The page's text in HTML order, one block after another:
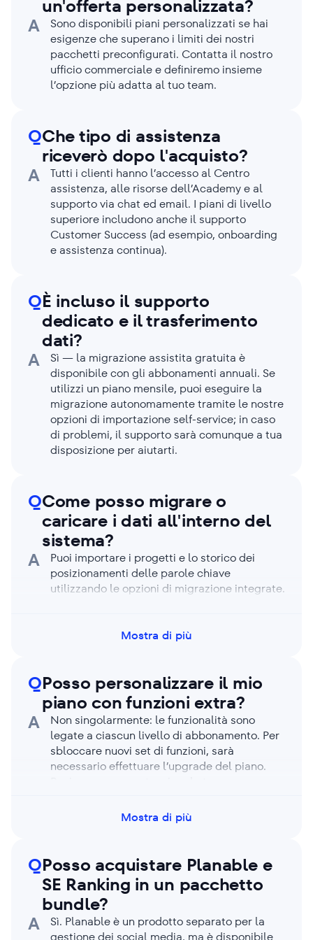
un'offerta personalizzata?
A
Sono disponibili piani personalizzati se hai
esigenze che superano i limiti dei nostri
pacchetti preconfigurati. Contatta il nostro
ufficio commerciale e definiremo insieme
l’opzione più adatta al tuo team.
QChe tipo di assistenza
riceverò dopo l'acquisto?
A
Tutti i clienti hanno l’accesso al Centro
assistenza, alle risorse dell’Academy e al
supporto via chat ed email. I piani di livello
superiore includono anche il supporto
Customer Success (ad esempio, onboarding
e assistenza continua).
QÈ incluso il supporto
dedicato e il trasferimento
dati?
A
Sì — la migrazione assistita gratuita è
disponibile con gli abbonamenti annuali. Se
utilizzi un piano mensile, puoi eseguire la
migrazione autonomamente tramite le nostre
opzioni di importazione self-service; in caso
di problemi, il supporto sarà comunque a tua
disposizione per aiutarti.
QCome posso migrare o
caricare i dati all'interno del
sistema?
A
Puoi importare i progetti e lo storico dei
posizionamenti delle parole chiave
utilizzando le opzioni di migrazione integrate.
contatta il supporto e ti aiuteremo noi a
Mostra di più
QPosso personalizzare il mio
piano con funzioni extra?
A
Non singolarmente: le funzionalità sono
legate a ciascun livello di abbonamento. Per
sbloccare nuovi set di funzioni, sarà
necessario effettuare l’upgrade del piano.
(dove disponibili) e acquistare limiti extra,
come parole chiave aggiuntive o accessi
Mostra di più
QPosso acquistare Planable e
SE Ranking in un pacchetto
bundle?
A
Sì. Planable è un prodotto separato per la
gestione dei social media, ma è disponibile